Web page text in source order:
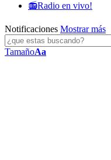
📻Radio en vivo!
Notificaciones Mostrar más
TamañoAa